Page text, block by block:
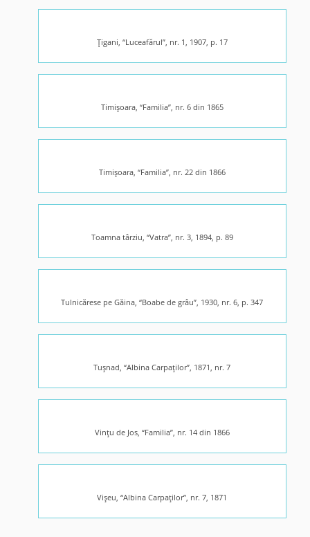
Ţigani, “Luceafărul”, nr. 1, 1907, p. 17
Timişoara, “Familia”, nr. 6 din 1865
Timişoara, “Familia”, nr. 22 din 1866
Toamna târziu, “Vatra”, nr. 3, 1894, p. 89
Tulnicărese pe Găina, “Boabe de grâu”, 1930, nr. 6, p. 347
Tuşnad, “Albina Carpaţilor”, 1871, nr. 7
Vinţu de Jos, “Familia”, nr. 14 din 1866
Vişeu, “Albina Carpaţilor”, nr. 7, 1871